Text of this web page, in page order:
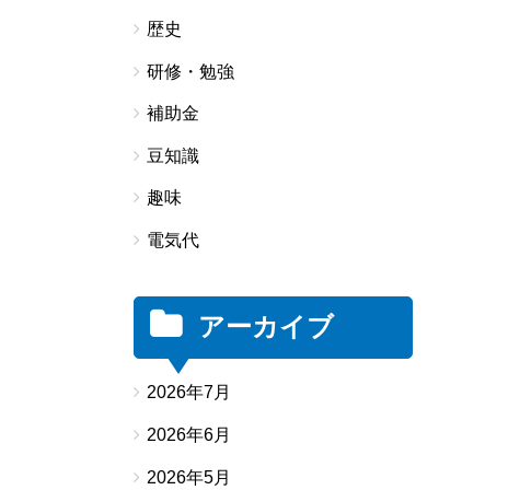
歴史
研修・勉強
補助金
豆知識
趣味
電気代
アーカイブ
2026年7月
2026年6月
2026年5月